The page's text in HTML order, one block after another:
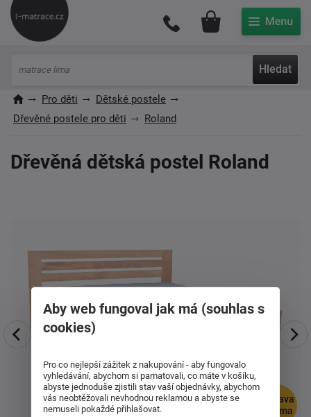
Hledat
Můj účet
Pro děti
Dětské postele
Dřevěné postele pro děti
Roland
Dřevěná dětská postel Roland
doprava
zdarma
Aby web fungoval jak má (souhlas s
cookies)
Pro co nejlepší zážitek z nakupování - aby fungovalo
vyhledávání, abychom si pamatovali, co máte v košíku,
abyste jednoduše zjistili stav vaší objednávky, abychom
vás neobtěžovali nevhodnou reklamou a abyste se
nemuseli pokaždé přihlašovat.